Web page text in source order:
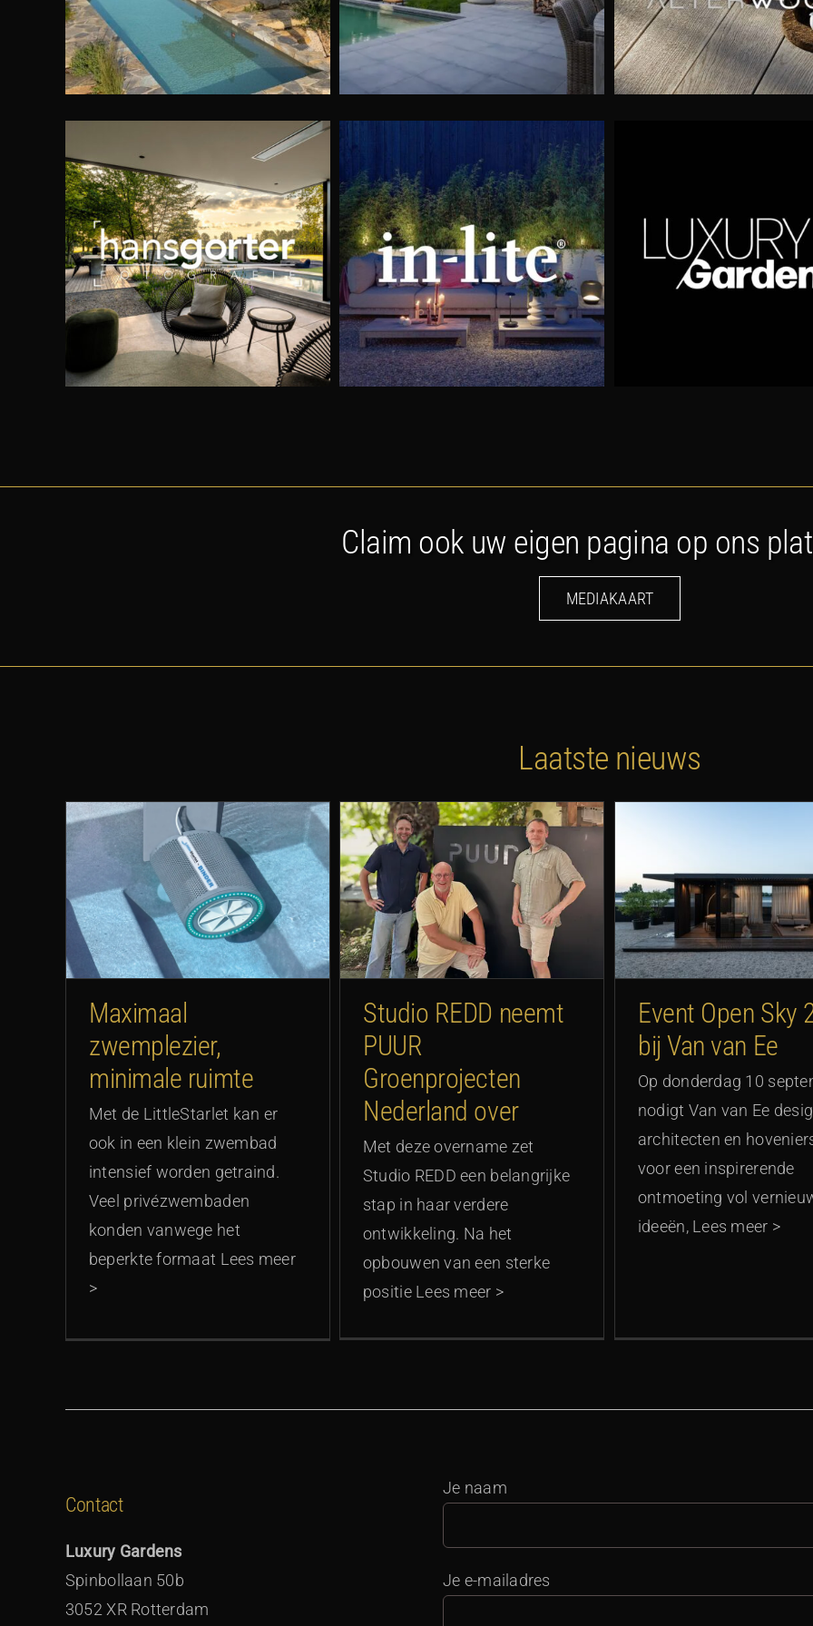
in-lite tuinverlichting
Tuinreportages uit Luxury
Gardens
Ebema Stone &
Claim ook uw eigen pagina op ons
MEDIAKAART
Laatste nieuws
Maximaal
zwemplezier,
minimale ruimte
Met de LittleStarlet kan er
ook in een klein zwembad
intensief worden getraind.
Veel privézwembaden
konden vanwege het
beperkte formaat Lees meer
>
Studio REDD neemt PUUR
Groenprojecten Nederland
over
Studio REDD neemt
PUUR
Groenprojecten
Nederland over
Met deze overname zet
Studio REDD een belangrijke
stap in haar verdere
ontwikkeling. Na het
opbouwen van een sterke
positie Lees meer >
Event Open Sky 2026 bij
Van van Ee
Event Open Sky
bij Van van Ee
Op donderdag 10
nodigt Van van Ee
architecten en
voor een inspirerende
ontmoeting vol
ideeën, Lees meer >
“Een tuin moet je
om verder te
Contact
Luxury Gardens
Spinbollaan 50b
3052 XR Rotterdam
Je naam
Je e-mailadres